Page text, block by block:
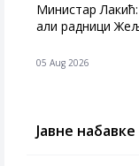
Министар
али радници
05 Aug 2026
Јавне набавке